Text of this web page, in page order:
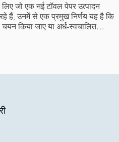
लिए जो एक नई टॉवल पेपर उत्पादन
हैं, उनमें से एक प्रमुख निर्णय यह है कि
किया जाए या अर्ध-स्वचालित